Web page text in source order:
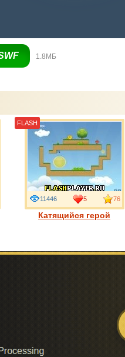
1.8МБ
Катящийся герой
11446 5 76
FLASH